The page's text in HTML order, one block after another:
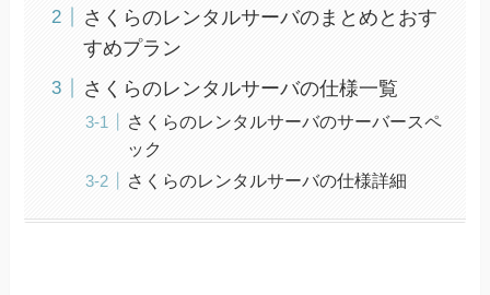
さくらのレンタルサーバのまとめとおす
すめプラン
さくらのレンタルサーバの仕様一覧
さくらのレンタルサーバのサーバースペ
ック
さくらのレンタルサーバの仕様詳細